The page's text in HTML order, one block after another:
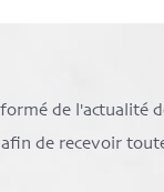
de l'actualité
de recevoir